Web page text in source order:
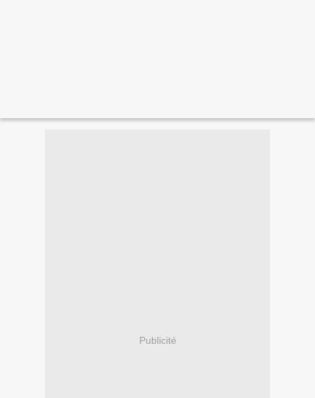
Publicité